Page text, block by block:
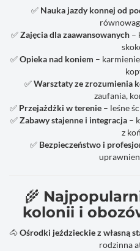
✅ Nauka jazdy konnej od
✅Zajęcia dla zaawansowanych –
✅Opieka nad koniem –
✅Warsztaty ze zrozumienia
zaufania,
✅ Przejażdżki w terenie– leśne
✅Zabawy stajenne i integracja–
z
✅ Bezpieczeństwo i
🌾
kolonii i
🐴Ośrodki jeździeckie z własną
rodzinna